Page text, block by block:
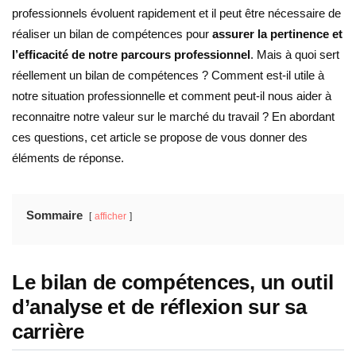
professionnels évoluent rapidement et il peut être nécessaire de
réaliser un bilan de compétences pour assurer la pertinence et
l’efficacité de notre parcours professionnel. Mais à quoi sert
réellement un bilan de compétences ? Comment est-il utile à
notre situation professionnelle et comment peut-il nous aider à
reconnaitre notre valeur sur le marché du travail ? En abordant
ces questions, cet article se propose de vous donner des
éléments de réponse.
Sommaire afficher
Le bilan de compétences, un outil
d’analyse et de réflexion sur sa
carrière